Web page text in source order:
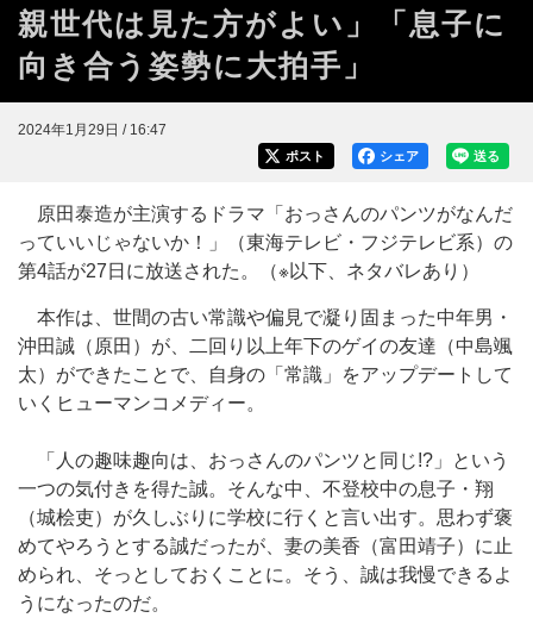
親世代は見た方がよい」「息子に
向き合う姿勢に大拍手」
2024年1月29日 / 16:47
送る
シェア
ポスト
原田泰造が主演するドラマ「おっさんのパンツがなんだ
っていいじゃないか！」（東海テレビ・フジテレビ系）の
第4話が27日に放送された。（※以下、ネタバレあり）
本作は、世間の古い常識や偏見で凝り固まった中年男・
沖田誠（原田）が、二回り以上年下のゲイの友達（中島颯
太）ができたことで、自身の「常識」をアップデートして
いくヒューマンコメディー。
「人の趣味趣向は、おっさんのパンツと同じ!?」という
一つの気付きを得た誠。そんな中、不登校中の息子・翔
（城桧吏）が久しぶりに学校に行くと言い出す。思わず褒
めてやろうとする誠だったが、妻の美香（富田靖子）に止
められ、そっとしておくことに。そう、誠は我慢できるよ
うになったのだ。